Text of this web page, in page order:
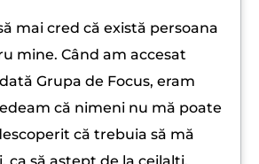
mai cred că există persoana
mine. Când am accesat
Grupa de Focus, eram
că nimeni nu mă poate
că trebuia să mă